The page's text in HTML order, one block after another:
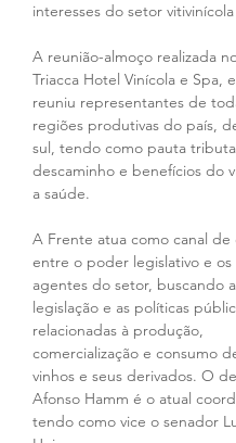
interesses do setor
A reunião-almoço realizada
Triacca Hotel Vinícola e Spa,
reuniu representantes de
regiões produtivas do país,
sul, tendo como pauta
descaminho e benefícios do
a saúde.
A Frente atua como canal de
entre o poder legislativo e os
agentes do setor, buscando
legislação e as políticas
relacionadas à produção,
comercialização e consumo
vinhos e seus derivados. O
Afonso Hamm é o atual
tendo como vice o senador